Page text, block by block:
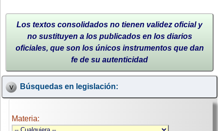
Los textos consolidados no tienen validez oficial y
no sustituyen a los publicados en los diarios
oficiales, que son los únicos instrumentos que dan
fe de su autenticidad
Búsquedas en legislación:
Materia: